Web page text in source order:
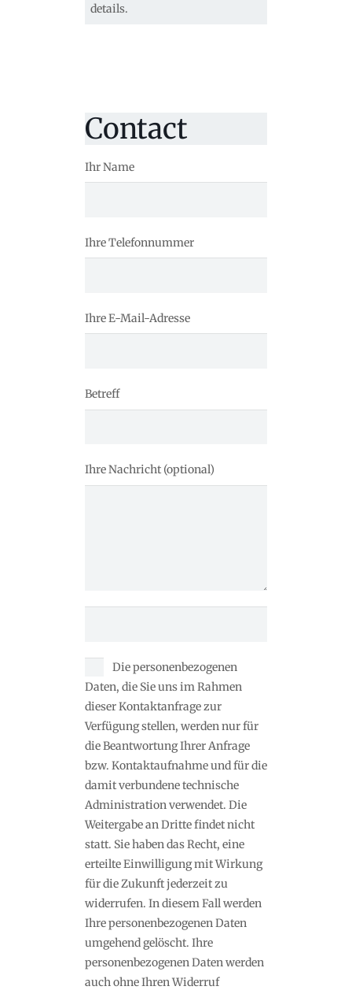
details.
Contact
Ihr Name
Ihre Telefonnummer
Ihre E-Mail-Adresse
Betreff
Ihre Nachricht (optional)
Die personenbezogenen
Daten, die Sie uns im Rahmen
dieser Kontaktanfrage zur
Verfügung stellen, werden nur für
die Beantwortung Ihrer Anfrage
bzw. Kontaktaufnahme und für die
damit verbundene technische
Administration verwendet. Die
Weitergabe an Dritte findet nicht
statt. Sie haben das Recht, eine
erteilte Einwilligung mit Wirkung
für die Zukunft jederzeit zu
widerrufen. In diesem Fall werden
Ihre personenbezogenen Daten
umgehend gelöscht. Ihre
personenbezogenen Daten werden
auch ohne Ihren Widerruf